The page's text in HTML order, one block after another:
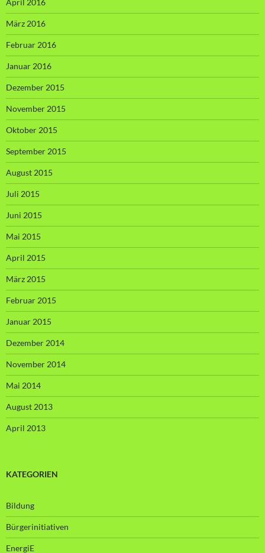
April 2016
März 2016
Februar 2016
Januar 2016
Dezember 2015
November 2015
Oktober 2015
September 2015
August 2015
Juli 2015
Juni 2015
Mai 2015
April 2015
März 2015
Februar 2015
Januar 2015
Dezember 2014
November 2014
Mai 2014
August 2013
April 2013
KATEGORIEN
Bildung
Bürgerinitiativen
EnergiE